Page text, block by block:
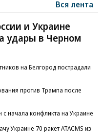
Вся лента
и Украине
удары в Черном
на Белгород пострадали
против Трампа после
начала конфликта на Украине
Украине 70 ракет ATACMS из